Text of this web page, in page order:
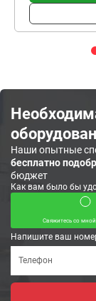
Наши опытные
бесплатно
бюджет
Как вам было бы
Свяжитесь со мной
Напишите ваш